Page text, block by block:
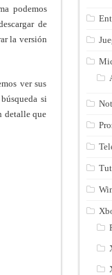
podemos
de
la versión
ver sus
si
detalle que